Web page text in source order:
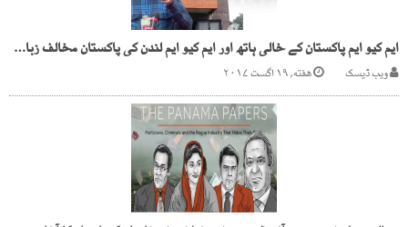
ایم کیو ایم پاکستان کے خالی ہاتھ اور ایم کیو ایم لندن کی پاکستان مخالف زبان درازی
ویب ڈیسک هفته, ۱۹ اگست ۲۰۱۷